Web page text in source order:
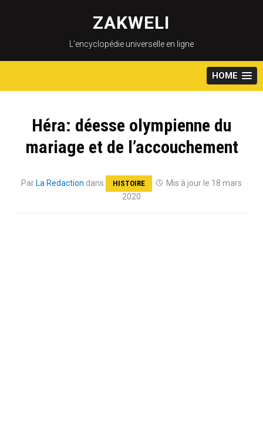
content
ZAKWELI
L’encyclopédie universelle en ligne
HOME
Héra: déesse olympienne du
mariage et de l’accouchement
Par La Redaction dans HISTOIRE
Mis à jour le 18 mars
2020